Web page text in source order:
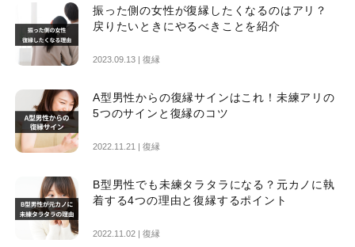
振った側の女性が復縁したくなるのはアリ？
戻りたいときにやるべきことを紹介
2023.09.13 | 復縁
A型男性からの復縁サインはこれ！未練アリの
5つのサインと復縁のコツ
2022.11.21 | 復縁
B型男性でも未練タラタラになる？元カノに執
着する4つの理由と復縁するポイント
2022.11.02 | 復縁